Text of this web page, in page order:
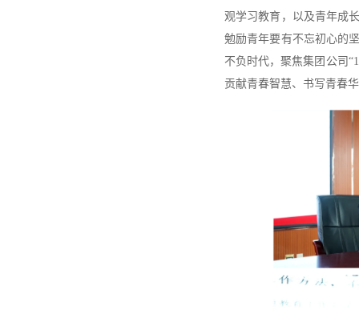
观学习教育，以及青年成
勉励青年要有不忘初心的
不负时代，聚焦集团公司
贡献青春智慧、书写青春